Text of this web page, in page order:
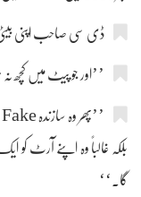
ڈی سی صاحب اپنی
’’اور جو پیٹ میں کچھ نہ
بلکہ غالباً وہ اپنے آرٹ کو
گا۔‘‘